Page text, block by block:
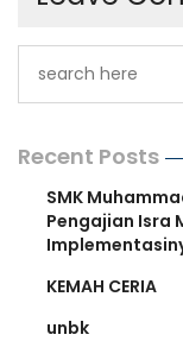
Recent Posts
SMK
Pengajian Isra
KEMAH CERIA
unbk